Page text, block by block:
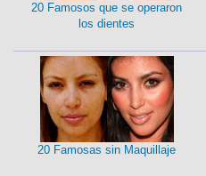
20 Famosos que se operaron
los dientes
20 Famosas sin Maquillaje